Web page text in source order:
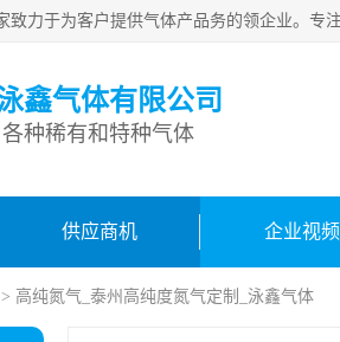
鑫气体有限公司
种稀有和特种气体
供应商机 企业视频
> 高纯氮气_泰州高纯度氮气定制_泳鑫气体